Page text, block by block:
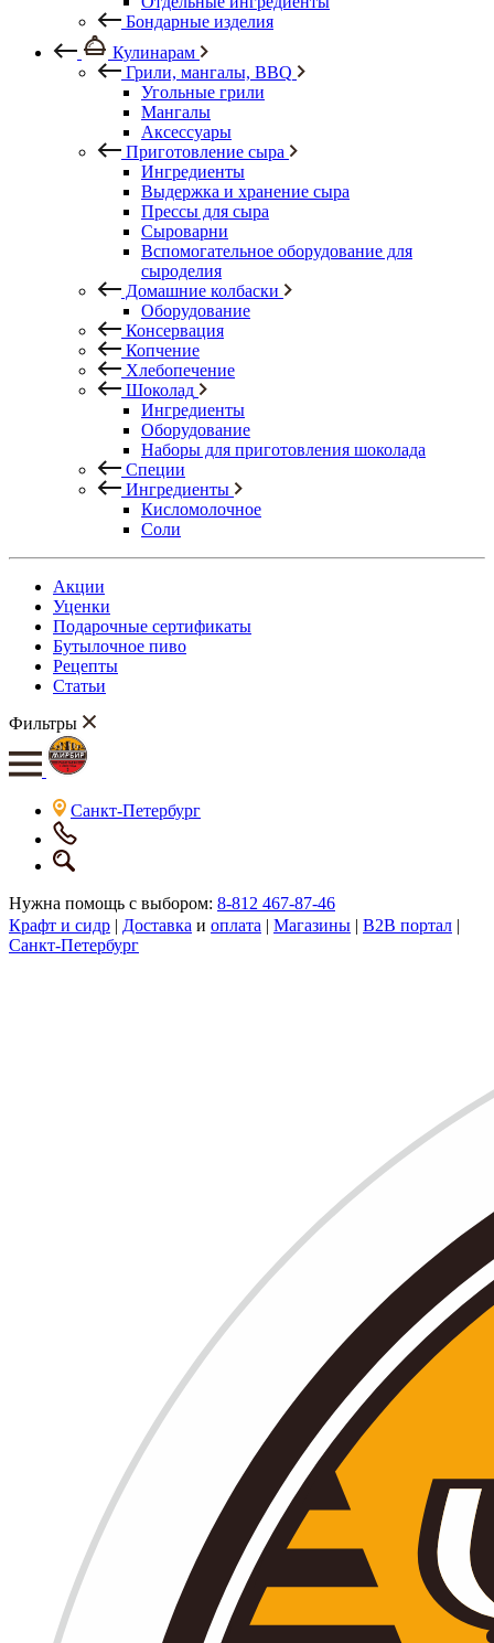
Бондарные изделия
Кулинарам
Грили, мангалы, BBQ
Угольные грили
Мангалы
Аксессуары
Приготовление сыра
Ингредиенты
Выдержка и хранение сыра
Прессы для сыра
Сыроварни
Вспомогательное оборудование для
сыроделия
Домашние колбаски
Оборудование
Консервация
Копчение
Хлебопечение
Шоколад
Ингредиенты
Оборудование
Наборы для приготовления шоколада
Специи
Ингредиенты
Кисломолочное
Соли
Акции
Уценки
Подарочные сертификаты
Бутылочное пиво
Рецепты
Статьи
Фильтры
Санкт-Петербург
Нужна помощь с выбором: 8-812 467-87-46
Крафт и сидр | Доставка и оплата | Магазины | B2B портал |
Санкт-Петербург